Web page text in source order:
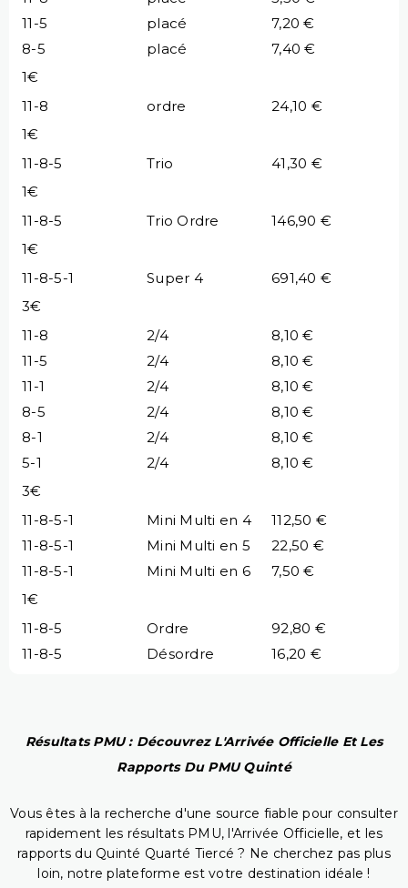
11-5
placé
7,20 €
8-5
placé
7,40 €
1€
11-8
ordre
24,10 €
1€
11-8-5
Trio
41,30 €
1€
11-8-5
Trio Ordre
146,90 €
1€
11-8-5-1
Super 4
691,40 €
3€
11-8
2/4
8,10 €
11-5
2/4
8,10 €
11-1
2/4
8,10 €
8-5
2/4
8,10 €
8-1
2/4
8,10 €
5-1
2/4
8,10 €
3€
11-8-5-1
Mini Multi en 4
112,50 €
11-8-5-1
Mini Multi en 5
22,50 €
11-8-5-1
Mini Multi en 6
7,50 €
1€
11-8-5
Ordre
92,80 €
11-8-5
Désordre 16,20 €
Résultats PMU : Découvrez L'Arrivée Officielle Et Les
Rapports Du PMU Quinté
Vous êtes à la recherche d'une source fiable pour consulter
rapidement les résultats PMU, l'Arrivée Officielle, et les
rapports du Quinté Quarté Tiercé ? Ne cherchez pas plus
loin, notre plateforme est votre destination idéale !